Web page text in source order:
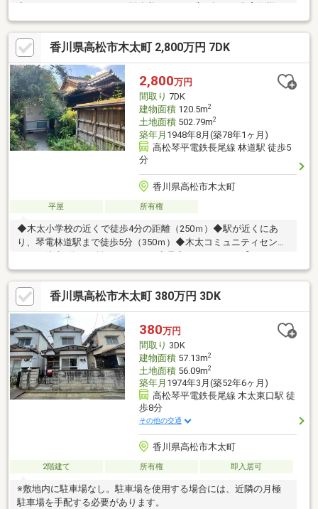
なります。是非とも現地でご確認下さいませ。
香川県高松市木太町 2,800万円 7DK
2,800万円
間取り 7DK
建物面積120.5m2
土地面積502.79m2
築年月 1948年8月(築78年1ヶ月)
高松琴平電鉄長尾線 林道駅 徒歩5
分
香川県高松市木太町
平屋 所有権
◆木太小学校の近くで徒歩4分の距離（250ｍ）◆駅が近くにあ
り、琴電林道駅まで徒歩5分（350ｍ）◆木太コミュニティセンタ
ーまで徒歩6分の距離。（400ｍ）◆最寄りのスーパー【マルナカ
木太店】徒歩7分（500ｍ）◆郵便局（木太町）徒歩2分（150ｍ）
◆その他、飲食店や販売店も近くにあり生活に便利な住みやすい
立地です。香川県高松市木太町 380万円 3DK
380万円
間取り 3DK
建物面積57.13m2
土地面積56.09m2
築年月 1974年3月(築52年6ヶ月)
高松琴平電鉄長尾線 木太東口駅 徒
歩8分
その他の交通
香川県高松市木太町
2階建て 所有権 即入居可
※敷地内に駐車場なし。駐車場を使用する場合には、近隣の月極
駐車場を手配する必要があります。